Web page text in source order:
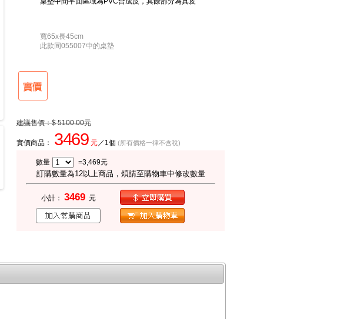
寬65x長45cm
此款同055007中的桌墊
建議售價：$ 5100.00元
實價商品： 3469元／1個 (所有價格一律不含稅)
數量 =3,469元
訂購數量為12以上商品，煩請至購物車中修改數量
小計： 3469 元